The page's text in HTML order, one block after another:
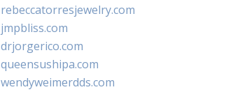
rebeccatorresjewelry.com
jmpbliss.com
drjorgerico.com
queensushipa.com
wendyweimerdds.com